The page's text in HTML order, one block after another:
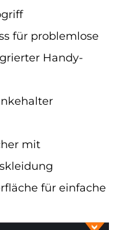
für problemlose
Handy-
mit
für einfache